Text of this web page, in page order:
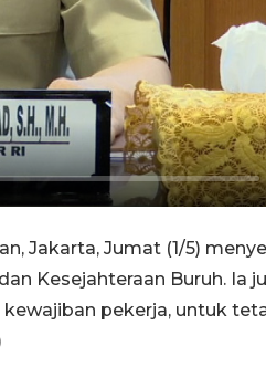
Jakarta, Jumat (1/5)
Kesejahteraan Buruh. Ia
pekerja, untuk